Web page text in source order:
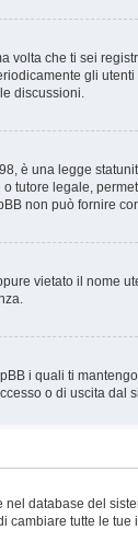
volta che ti sei
gli
discussioni.
è una legge
tutore legale,
non può fornire
vietato il nome
i quali ti
o di uscita
database del
cambiare tutte le